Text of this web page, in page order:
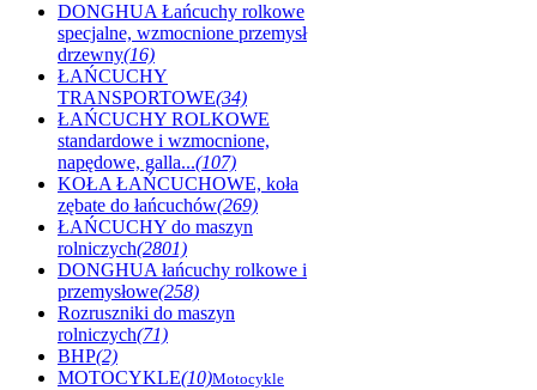
DONGHUA Łańcuchy rolkowe
specjalne, wzmocnione przemysł
drzewny(16)
ŁAŃCUCHY
TRANSPORTOWE(34)
ŁAŃCUCHY ROLKOWE
standardowe i wzmocnione,
napędowe, galla...(107)
KOŁA ŁAŃCUCHOWE, koła
zębate do łańcuchów(269)
ŁAŃCUCHY do maszyn
rolniczych(2801)
DONGHUA łańcuchy rolkowe i
przemysłowe(258)
Rozruszniki do maszyn
rolniczych(71)
BHP(2)
MOTOCYKLE(10)Motocykle